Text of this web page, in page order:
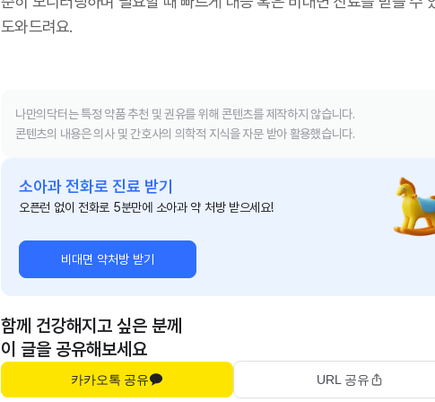
도와드려요.
나만의닥터는 특정 약품 추천 및 권유를 위해 콘텐츠를 제작하지 않습니다.
콘텐츠의 내용은 의사 및 간호사의 의학적 지식을 자문 받아 활용했습니다.
소아과 전화로 진료 받기
오픈런 없이 전화로 5분만에 소아과 약 처방 받으세요!
비대면 약처방 받기
함께 건강해지고 싶은 분께
이 글을 공유해보세요
카카오톡 공유 URL 공유